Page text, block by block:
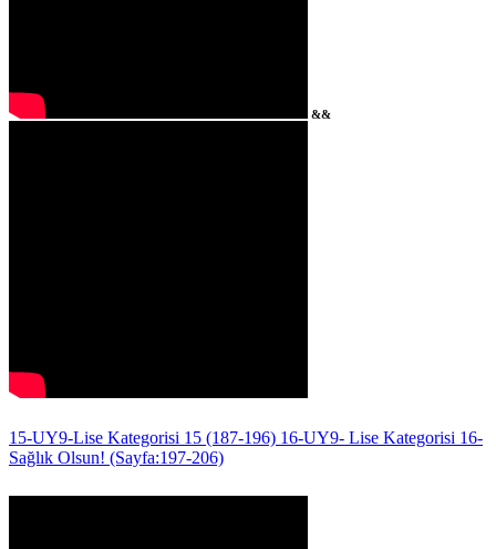
&&
15-UY9-Lise Kategorisi 15 (187-196) 16-UY9- Lise Kategorisi 16-
Sağlık Olsun! (Sayfa:197-206)